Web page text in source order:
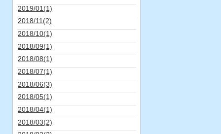
2019/01(1)
2018/11(2)
2018/10(1)
2018/09(1)
2018/08(1)
2018/07(1)
2018/06(3)
2018/05(1)
2018/04(1)
2018/03(2)